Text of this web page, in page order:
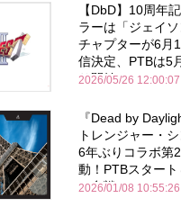
【DbD】10周年
ラーは「ジェイ
チャプターが6月
信決定、PTBは5
り開始
2026/05/26 12:00:07
『Dead by
トレンジャー・シ
6年ぶりコラボ第
動！PTBスタート
ラ参戦
2026/01/08 10:55:26